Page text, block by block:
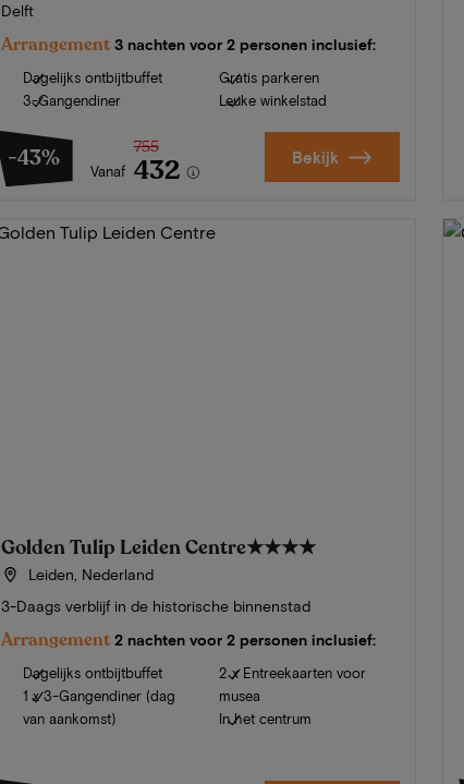
Delft
Arrangement 3 nachten voor 2 personen inclusief:
Dagelijks ontbijtbuffet
3-Gangendiner
Gratis parkeren
Leuke winkelstad
-43% Vanaf
755
432 Bekijk
Golden Tulip Leiden Centre★★★★
Leiden, Nederland
3-Daags verblijf in de historische binnenstad
Arrangement 2 nachten voor 2 personen inclusief:
Dagelijks ontbijtbuffet
1 x 3-Gangendiner (dag
van aankomst)
2 x Entreekaarten voor
musea
In het centrum